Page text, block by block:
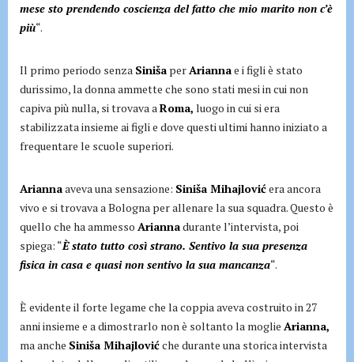
mese sto prendendo coscienza del fatto che mio marito non c’è
più“.
Il primo periodo senza Siniša perAriannae i figli è stato
durissimo, la donna ammette che sono stati mesi in cui non
capiva più nulla, si trovava aRoma, luogo in cui si era
stabilizzata insieme ai figli e dove questi ultimi hanno iniziato a
frequentare le scuole superiori.
Ariannaaveva una sensazione: Siniša Mihajlovićera ancora
vivo e si trovava a Bologna per allenare la sua squadra. Questo è
quello che ha ammesso Ariannadurante l’intervista, poi
spiega: “È stato tutto così strano. Sentivo la sua presenza
fisica in casa e quasi non sentivo la sua mancanza“.
È evidente il forte legame che la coppia aveva costruito in 27
anni insieme e a dimostrarlo non è soltanto la moglie Arianna,
ma anche Siniša Mihajlovićche durante una storica intervista